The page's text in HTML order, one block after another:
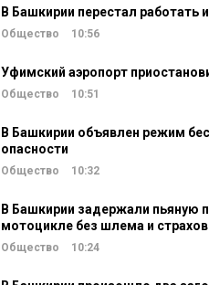
В Башкирии перестал работать
Общество 10:56
Уфимский аэропорт
Общество 10:51
В Башкирии объявлен режим
опасности
Общество 10:32
В Башкирии задержали пьяную
мотоцикле без шлема и
Общество 10:24